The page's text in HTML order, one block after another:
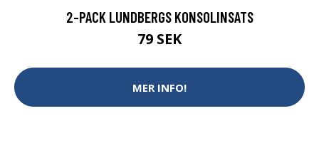
2-PACK LUNDBERGS KONSOLINSATS
79 SEK
MER INFO!